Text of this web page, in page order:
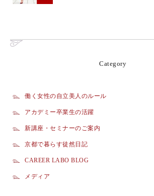
Category
働く女性の自立美人のルール
アカデミー卒業生の活躍
新講座・セミナーのご案内
京都で暮らす徒然日記
CAREER LABO BLOG
メディア